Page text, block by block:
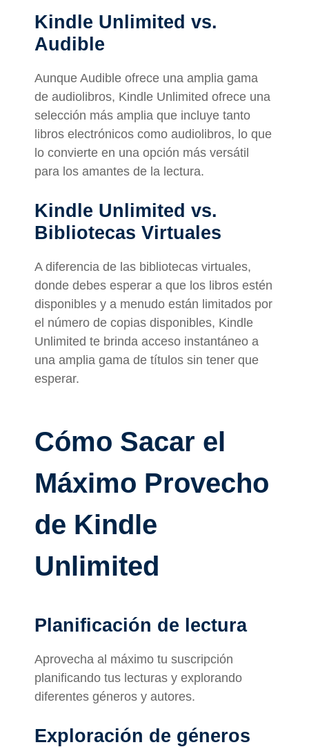
Kindle Unlimited vs.
Audible
Aunque Audible ofrece una amplia gama
de audiolibros, Kindle Unlimited ofrece una
selección más amplia que incluye tanto
libros electrónicos como audiolibros, lo que
lo convierte en una opción más versátil
para los amantes de la lectura.
Kindle Unlimited vs.
Bibliotecas Virtuales
A diferencia de las bibliotecas virtuales,
donde debes esperar a que los libros estén
disponibles y a menudo están limitados por
el número de copias disponibles, Kindle
Unlimited te brinda acceso instantáneo a
una amplia gama de títulos sin tener que
esperar.
Cómo Sacar el
Máximo Provecho
de Kindle
Unlimited
Planificación de lectura
Aprovecha al máximo tu suscripción
planificando tus lecturas y explorando
diferentes géneros y autores.
Exploración de géneros